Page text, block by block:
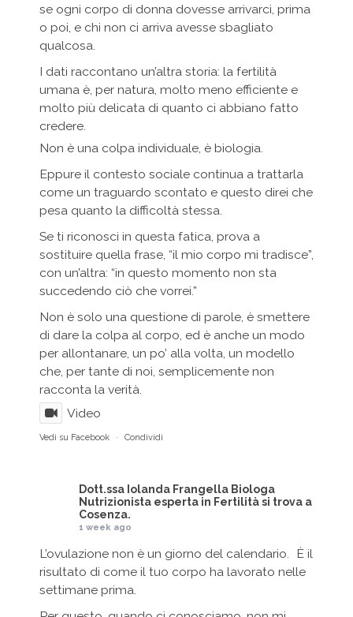
se ogni corpo di donna dovesse arrivarci, prima
o poi, e chi non ci arriva avesse sbagliato
qualcosa.
I dati raccontano un’altra storia: la fertilità
umana è, per natura, molto meno efficiente e
molto più delicata di quanto ci abbiano fatto
credere.
Non è una colpa individuale, è biologia.
Eppure il contesto sociale continua a trattarla
come un traguardo scontato e questo direi che
pesa quanto la difficoltà stessa.
Se ti riconosci in questa fatica, prova a
sostituire quella frase, “il mio corpo mi tradisce”,
con un’altra: “in questo momento non sta
succedendo ciò che vorrei.”
Non è solo una questione di parole, è smettere
di dare la colpa al corpo, ed è anche un modo
per allontanare, un po’ alla volta, un modello
che, per tante di noi, semplicemente non
racconta la verità.
Video
Vedi su Facebook · Condividi
Dott.ssa Iolanda Frangella Biologa
Nutrizionista esperta in Fertilitàsi trova a
Cosenza.
1 week ago
L’ovulazione non è un giorno del calendario. È il
risultato di come il tuo corpo ha lavorato nelle
settimane prima.